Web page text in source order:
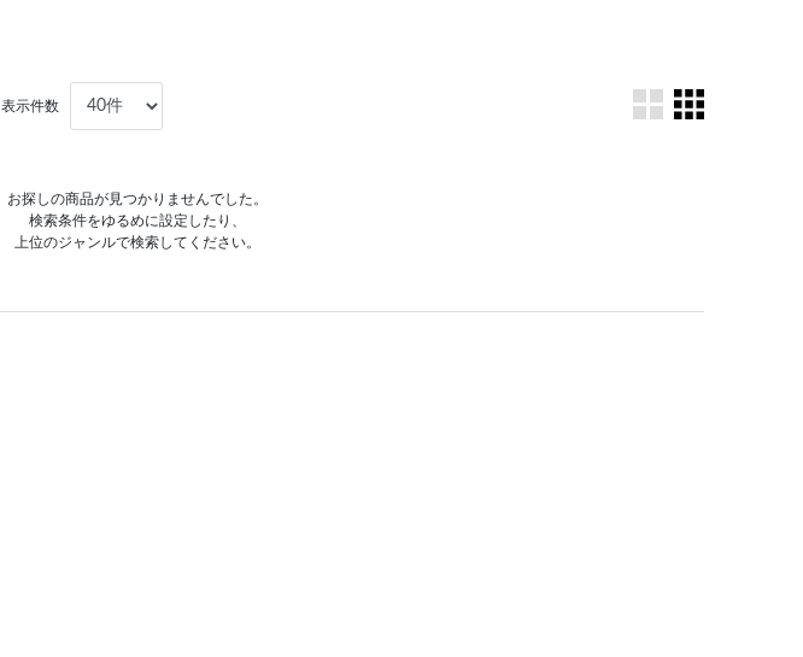
表示件数
お探しの商品が見つかりませんでした。
検索条件をゆるめに設定したり、
上位のジャンルで検索してください。